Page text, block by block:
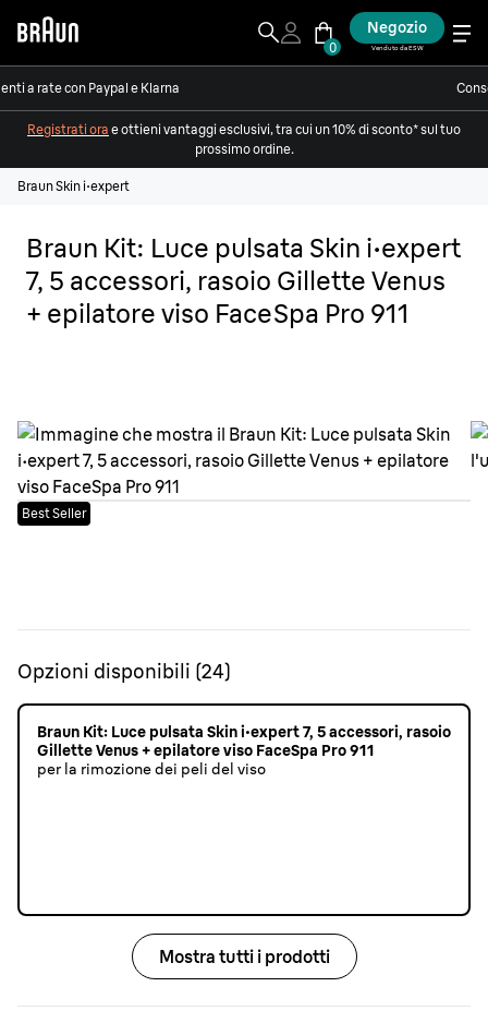
0
Negozio
Venduto da ESW
a rate con Paypal e Klarna
Registrati ora e ottieni vantaggi esclusivi, tra cui un 10% di sconto* sul tuo
prossimo ordine.
Braun Skin i·expert
Braun Kit: Luce pulsata Skin i·expert
7, 5 accessori, rasoio Gillette Venus
+ epilatore viso FaceSpa Pro 911
Best Seller
Opzioni disponibili (24)
Braun Kit: Luce pulsata Skin i·expert 7, 5 accessori, rasoio
Gillette Venus + epilatore viso FaceSpa Pro 911
per la rimozione dei peli del viso
Mostra tutti i prodotti